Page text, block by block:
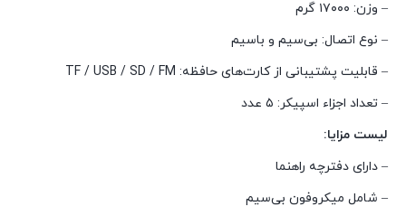
– وزن: ۱۷۰۰۰ گرم
– نوع اتصال: بی‌سیم و باسیم
– قابلیت پشتیبانی از کارت‌های حافظه: TF / USB / SD / FM
– تعداد اجزاء اسپیکر: ۵ عدد
لیست مزایا:
– دارای دفترچه راهنما
– شامل میکروفون بی‌سیم